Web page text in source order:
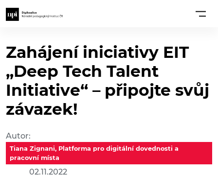
Zahájení iniciativy EIT
„Deep Tech Talent
Initiative“ – připojte svůj
závazek!
Autor:
Tiana Zignani, Platforma pro digitální dovednosti a
pracovní místa
02.11.2022